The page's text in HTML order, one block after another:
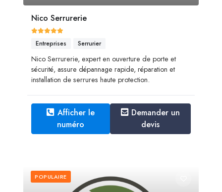
Nico Serrurerie
Entreprises Serrurier
Nico Serrurerie, expert en ouverture de porte et
sécurité, assure dépannage rapide, réparation et
installation de serrures haute protection.
Afficher le
numéro
Demander un
devis
POPULAIRE